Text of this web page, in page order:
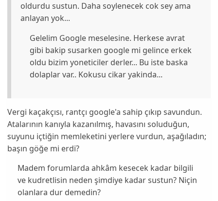
oldurdu sustun. Daha soylenecek cok sey ama
anlayan yok...
Gelelim Google meselesine. Herkese avrat
gibi bakip susarken google mi gelince erkek
oldu bizim yoneticiler derler... Bu iste baska
dolaplar var.. Kokusu cikar yakinda...
Vergi kaçakçısı, rantçı google'a sahip çıkıp savundun.
Atalarının kanıyla kazanılmış, havasını soluduğun,
suyunu içtiğin memleketini yerlere vurdun, aşağıladın;
başın göğe mi erdi?
Madem forumlarda ahkâm kesecek kadar bilgili
ve kudretlisin neden şimdiye kadar sustun? Niçin
olanlara dur demedin?